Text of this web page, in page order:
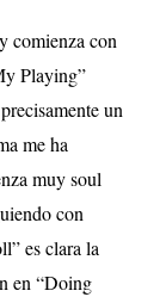
comienza con
Playing”
un
me ha
muy soul
con
es clara la
en “Doing